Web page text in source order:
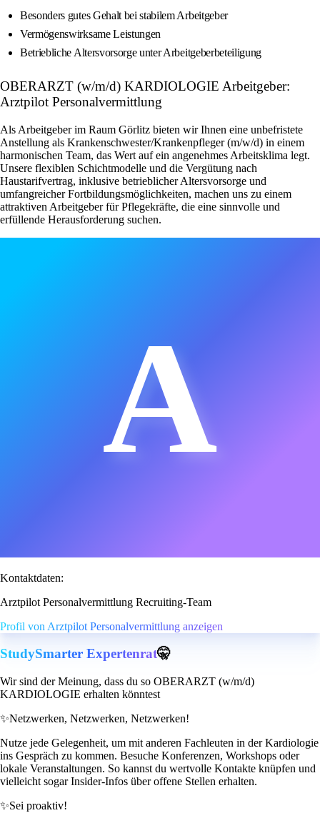
Besonders gutes Gehalt bei stabilem Arbeitgeber
Vermögenswirksame Leistungen
Betriebliche Altersvorsorge unter Arbeitgeberbeteiligung
OBERARZT (w/m/d) KARDIOLOGIE Arbeitgeber:
Arztpilot Personalvermittlung
Als Arbeitgeber im Raum Görlitz bieten wir Ihnen eine unbefristete
Anstellung als Krankenschwester/Krankenpfleger (m/w/d) in einem
harmonischen Team, das Wert auf ein angenehmes Arbeitsklima legt.
Unsere flexiblen Schichtmodelle und die Vergütung nach
Haustarifvertrag, inklusive betrieblicher Altersvorsorge und
umfangreicher Fortbildungsmöglichkeiten, machen uns zu einem
attraktiven Arbeitgeber für Pflegekräfte, die eine sinnvolle und
erfüllende Herausforderung suchen.
A
Kontaktdaten:
Arztpilot Personalvermittlung Recruiting-Team
Profil von Arztpilot Personalvermittlung anzeigen
StudySmarter Expertenrat🤫
Wir sind der Meinung, dass du so OBERARZT (w/m/d)
KARDIOLOGIE erhalten könntest
✨Netzwerken, Netzwerken, Netzwerken!
Nutze jede Gelegenheit, um mit anderen Fachleuten in der Kardiologie
ins Gespräch zu kommen. Besuche Konferenzen, Workshops oder
lokale Veranstaltungen. So kannst du wertvolle Kontakte knüpfen und
vielleicht sogar Insider-Infos über offene Stellen erhalten.
✨Sei proaktiv!